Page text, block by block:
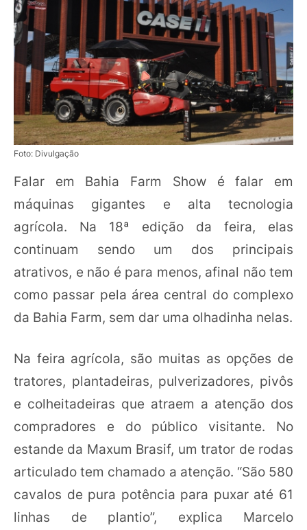
Foto: Divulgação
Falar em Bahia Farm Show é falar em
máquinas gigantes e alta tecnologia
agrícola. Na 18ª edição da feira, elas
continuam sendo um dos principais
atrativos, e não é para menos, afinal não tem
como passar pela área central do complexo
da Bahia Farm, sem dar uma olhadinha nelas.
Na feira agrícola, são muitas as opções de
tratores, plantadeiras, pulverizadores, pivôs
e colheitadeiras que atraem a atenção dos
compradores e do público visitante. No
estande da Maxum Brasif, um trator de rodas
articulado tem chamado a atenção. “São 580
cavalos de pura potência para puxar até 61
linhas de plantio”, explica Marcelo